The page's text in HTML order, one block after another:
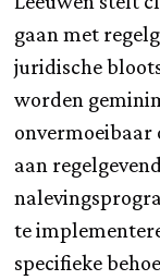
gaan met
juridische
worden
onvermoeibaar
aan
te
specifieke